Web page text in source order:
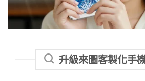
升級來圖客製化手